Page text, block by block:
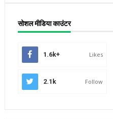
सोशल मीडिया काउंटर
1.6k+ Likes
2.1k Follow